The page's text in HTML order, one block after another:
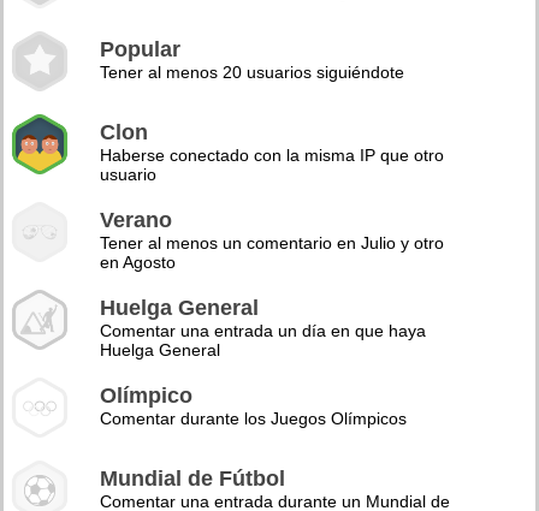
Popular
Tener al menos 20 usuarios siguiéndote
Clon
Haberse conectado con la misma IP que otro
usuario
Verano
Tener al menos un comentario en Julio y otro
en Agosto
Huelga General
Comentar una entrada un día en que haya
Huelga General
Olímpico
Comentar durante los Juegos Olímpicos
Mundial de Fútbol
Comentar una entrada durante un Mundial de